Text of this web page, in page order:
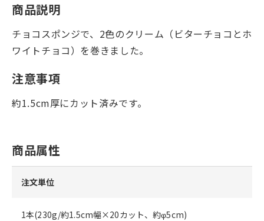
商品説明
チョコスポンジで、2色のクリーム（ビターチョコとホ
ワイトチョコ）を巻きました。
注意事項
約1.5cm厚にカット済みです。
商品属性
注文単位
1本(230g/約1.5cm幅×20カット、約φ5cm)